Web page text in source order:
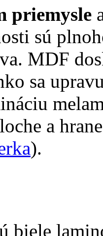
priemysle
sú
MDF
sa
a
).
biele